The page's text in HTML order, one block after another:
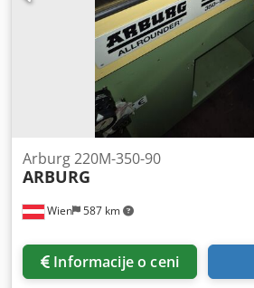
Wien 587 km
Arburg 220M-350-90
ARBURG
Informacije o ceni